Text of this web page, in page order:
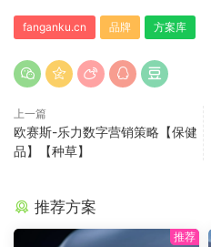
fanganku.cn 品牌 方案库
上一篇
欧赛斯-乐力数字营销策略【保健
品】【种草】
推荐方案